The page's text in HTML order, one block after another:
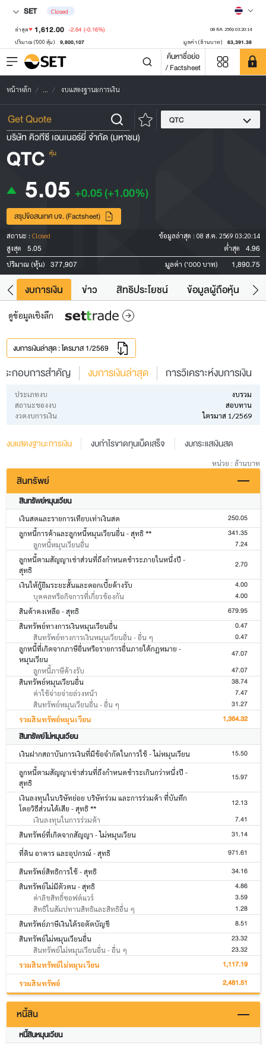
SET Closed
ล่าสุด 1,612.00 -2.64 (-0.16%) 08 ส.ค. 2569 03:20:14
ปริมาณ ('000 หุ้น) 9,800,107 มูลค่า (ล้านบาท) 63,391.38
ค้นหาชื่อย่อ
/ Factsheet
หน้าหลัก ... งบแสดงฐานะการเงิน
QTC
บริษัท คิวทีซี เอนเนอร์ยี่ จำกัด (มหาชน)
QTC หุ้น
5.05 +0.05(+1.00%)
สรุปข้อสนเทศ บจ. (Factsheet)
สถานะ : Closed ข้อมูลล่าสุด : 08 ส.ค. 2569 03:20:14
สูงสุด
5.05 ต่ำสุด 4.96
ปริมาณ (หุ้น) 377,907 มูลค่า ('000 บาท) 1,890.75
งบการเงิน ข่าว สิทธิประโยชน์ ข้อมูลผู้ถือหุ้น
ดูข้อมูลเชิงลึก
งบการเงินล่าสุด : ไตรมาส 1/2569
ะกอบการสำคัญ งบการเงินล่าสุด การวิเคราะห์งบการเงิน
ประเภทงบ
งบรวม
สถานะของงบ
สอบทาน
งวดงบการเงิน
ไตรมาส 1/2569
งบแสดงฐานะการเงิน งบกำไรขาดทุนเบ็ดเสร็จ งบกระแสเงินสด
หน่วย : ล้านบาท
สินทรัพย์
สินทรัพย์หมุนเวียน
เงินสดและรายการเทียบเท่าเงินสด 250.05
ลูกหนี้การค้าและลูกหนี้หมุนเวียนอื่น - สุทธิ ** 341.35
ลูกหนี้หมุนเวียนอื่น 7.24
ลูกหนี้ตามสัญญาเช่าส่วนที่ถึงกำหนดชำระภายในหนึ่งปี -
สุทธิ
2.70
เงินให้กู้ยืมระยะสั้นและดอกเบี้ยค้างรับ 4.00
บุคคลหรือกิจการที่เกี่ยวข้องกัน 4.00
สินค้าคงเหลือ - สุทธิ 679.95
สินทรัพย์ทางการเงินหมุนเวียนอื่น 0.47
สินทรัพย์ทางการเงินหมุนเวียนอื่น - อื่น ๆ 0.47
ลูกหนี้ที่เกิดจากภาษีอื่นหรือรายการอื่นภายใต้กฎหมาย -
หมุนเวียน
47.07
ลูกหนี้ภาษีค้างรับ 47.07
สินทรัพย์หมุนเวียนอื่น 38.74
ค่าใช้จ่ายจ่ายล่วงหน้า 7.47
สินทรัพย์หมุนเวียนอื่น - อื่น ๆ 31.27
รวมสินทรัพย์หมุนเวียน 1,364.32
สินทรัพย์ไม่หมุนเวียน
เงินฝากสถาบันการเงินที่มีข้อจำกัดในการใช้ - ไม่หมุนเวียน 15.50
ลูกหนี้ตามสัญญาเช่าส่วนที่ถึงกำหนดชำระเกินกว่าหนึ่งปี -
สุทธิ
15.97
เงินลงทุนในบริษัทย่อย บริษัทร่วม และการร่วมค้า ที่บันทึก
โดยวิธีส่วนได้เสีย - สุทธิ **
12.13
เงินลงทุนในการร่วมค้า 7.41
สินทรัพย์ที่เกิดจากสัญญา - ไม่หมุนเวียน 31.14
ที่ดิน อาคาร และอุปกรณ์ - สุทธิ 971.61
สินทรัพย์สิทธิการใช้ - สุทธิ 34.16
สินทรัพย์ไม่มีตัวตน - สุทธิ 4.86
ค่าลิขสิทธิ์ซอฟต์แวร์ 3.59
สิทธิในสัมปทานสิทธิและสิทธิอื่น ๆ 1.28
สินทรัพย์ภาษีเงินได้รอตัดบัญชี 8.51
สินทรัพย์ไม่หมุนเวียนอื่น 23.32
สินทรัพย์ไม่หมุนเวียนอื่น - อื่น ๆ 23.32
รวมสินทรัพย์ไม่หมุนเวียน 1,117.19
รวมสินทรัพย์ 2,481.51
หนี้สิน
หนี้สินหมุนเวียน